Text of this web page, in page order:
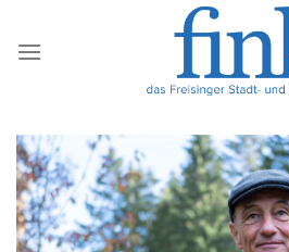
Inhalt
springen